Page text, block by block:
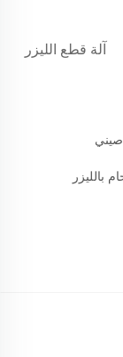
آلة قطع الليزر
صيني
بالليزر